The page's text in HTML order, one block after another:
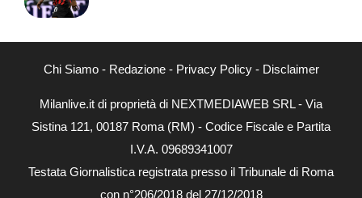
Chi Siamo- Redazione- Privacy Policy- Disclaimer
Milanlive.it di proprietà di NEXTMEDIAWEB SRL - Via
Sistina 121, 00187 Roma (RM) - Codice Fiscale e Partita
I.V.A. 09689341007
Testata Giornalistica registrata presso il Tribunale di Roma
con n°206/2018 del 27/12/2018